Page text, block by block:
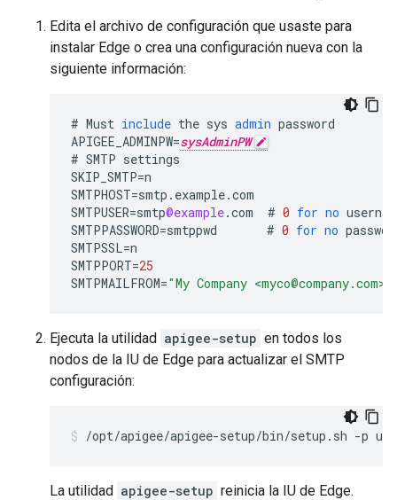
Edita el archivo de configuración que usaste para
instalar Edge o crea una configuración nueva con la
siguiente información:
# Must include the sys admin password
APIGEE_ADMINPW=sysAdminPW
# SMTP settings
SKIP_SMTP=n
SMTPHOST=smtp . example.com
SMTPUSER=smtp@example.com # 0 for no
SMTPPASSWORD=smtppwd # 0 for no
SMTPSSL=n
SMTPPORT=25
SMTPMAILFROM="My Company <myco@company.com>"
Ejecuta la utilidad apigee-setup en todos los
nodos de la IU de Edge para actualizar el SMTP
configuración:
/opt/apigee/apigee-setup/bin/setup.sh -p
La utilidad apigee-setup reinicia la IU de Edge.